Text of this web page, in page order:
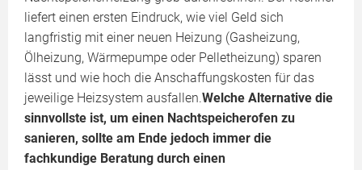
liefert einen ersten Eindruck, wie viel Geld sich
langfristig mit einer neuen Heizung (Gasheizung,
Ölheizung, Wärmepumpe oder Pelletheizung) sparen
lässt und wie hoch die Anschaffungskosten für das
jeweilige Heizsystem ausfallen.Welche Alternative die
sinnvollste ist, um einen Nachtspeicherofen zu
sanieren, sollte am Ende jedoch immer die
fachkundige Beratung durch einen